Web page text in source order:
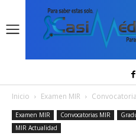
Inicio Examen MIR
Examen MIR Convocatorias MIR
MIR Actualidad